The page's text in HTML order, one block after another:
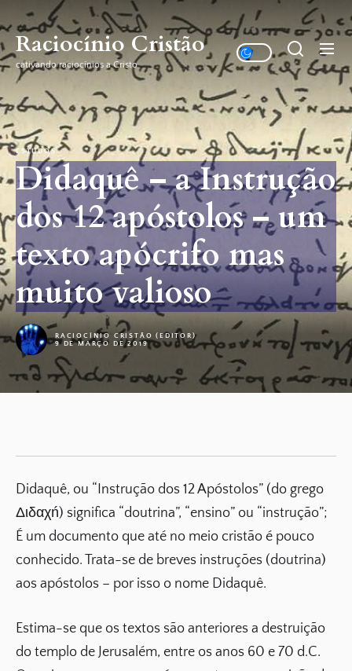
to
the
content
ESTUDOS
Didaquê – a Instrução
dos 12 apóstolos – um
texto apócrifo mas
muito valioso
RACIOCÍNIO CRISTÃO (EDITOR)
9 DE MARÇO DE 2019
Raciocínio Cristão
cativando raciocínios a Cristo
Didaquê, ou “Instrução dos 12 Apóstolos” (do grego
Διδαχń) significa “doutrina”, “ensino” ou “instrução”;
É um documento que até no meio cristão é pouco
conhecido. Trata-se de breves instruções (doutrina)
aos apóstolos – por isso o nome Didaquê.
Estima-se que os textos são anteriores a destruição
do templo de Jerusalém, entre os anos 60 e 70 d.C.